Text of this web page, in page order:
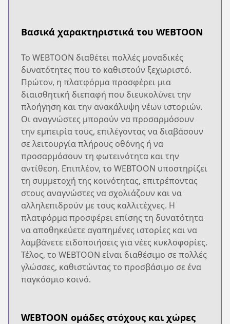
Βασικά χαρακτηριστικά του WEBTOON
Το WEBTOON διαθέτει πολλές μοναδικές
δυνατότητες που το καθιστούν ξεχωριστό.
Πρώτον, η πλατφόρμα προσφέρει μια
διαισθητική διεπαφή που διευκολύνει την
πλοήγηση και την ανακάλυψη νέων ιστοριών.
Οι αναγνώστες μπορούν να προσαρμόσουν
την εμπειρία τους, επιλέγοντας να διαβάσουν
σε λειτουργία πλήρους οθόνης ή να
προσαρμόσουν τη φωτεινότητα και την
αντίθεση. Επιπλέον, το WEBTOON υποστηρίζει
τη συμμετοχή της κοινότητας, επιτρέποντας
στους αναγνώστες να σχολιάζουν και να
αλληλεπιδρούν με τους καλλιτέχνες. Η
πλατφόρμα προσφέρει επίσης τη δυνατότητα
να αποθηκεύετε αγαπημένες ιστορίες και να
λαμβάνετε ειδοποιήσεις για νέες κυκλοφορίες.
Τέλος, το WEBTOON είναι διαθέσιμο σε πολλές
γλώσσες, καθιστώντας το προσβάσιμο σε ένα
παγκόσμιο κοινό.
WEBTOON ομάδες στόχους και χώρες